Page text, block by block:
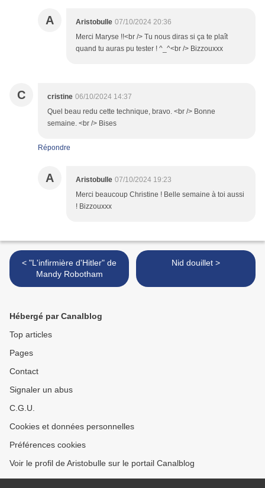
A Aristobulle 07/10/2024 20:36
Merci Maryse !!<br /> Tu nous diras si ça te plaît
quand tu auras pu tester ! ^_^<br /> Bizzouxxx
C cristine 06/10/2024 14:37
Quel beau redu cette technique, bravo. <br /> Bonne
semaine. <br /> Bises
Répondre
A Aristobulle 07/10/2024 19:23
Merci beaucoup Christine ! Belle semaine à toi aussi
! Bizzouxxx
< "L'infirmière d'Hitler" de
Mandy Robotham
Nid douillet >
Hébergé par Canalblog
Top articles
Pages
Contact
Signaler un abus
C.G.U.
Cookies et données personnelles
Préférences cookies
Voir le profil de Aristobulle sur le portail Canalblog